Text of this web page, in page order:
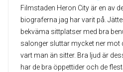
Filmstaden Heron City är en av
biograferna jag har varit på.
bekväma sittplatser med bra
salonger sluttar mycket ner mot
vart man än sitter. Bra ljud är
har de bra öppettider och de